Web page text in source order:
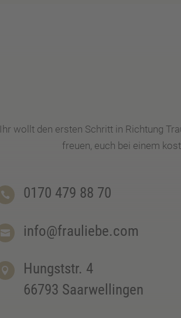
Ihr wollt den ersten Schritt in Richtung
freuen, euch bei einem
 0170 479 88 70
 info@frauliebe.com

Hungststr. 4
66793 Saarwellingen